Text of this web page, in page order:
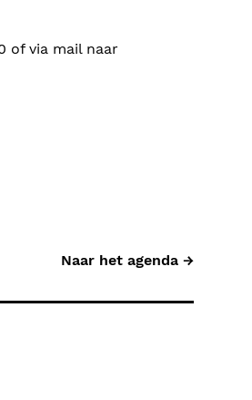
of via mail naar
Naar het agenda →